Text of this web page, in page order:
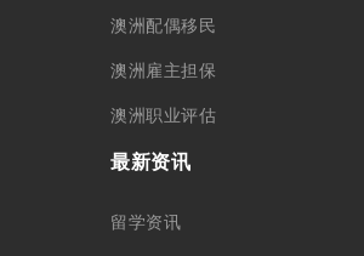
澳洲配偶移民
澳洲雇主担保
澳洲职业评估
最新资讯
留学资讯